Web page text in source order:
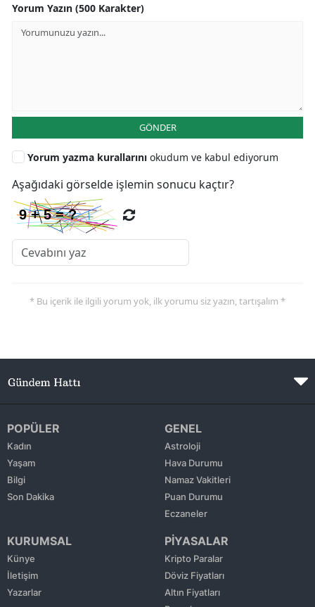
Yorum Yazın (500 Karakter)
GÖNDER
Yorum yazma kurallarını okudum ve kabul ediyorum
Aşağıdaki görselde işlemin sonucu kaçtır?
* Bu içerik ile ilgili yorum yok, ilk yorumu siz yazın, tartışalım *
POPÜLER
Kadın
Yaşam
Bilgi
Son Dakika
GENEL
Astroloji
Hava Durumu
Namaz Vakitleri
Puan Durumu
Eczaneler
KURUMSAL
Künye
İletişim
Yazarlar
PİYASALAR
Kripto Paralar
Döviz Fiyatları
Altın Fiyatları